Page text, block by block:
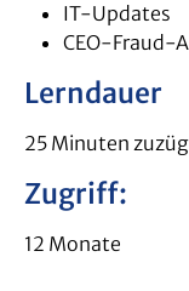
IT-Updates
CEO-Fraud-
Lerndauer
25 Minuten
Zugriff:
12 Monate